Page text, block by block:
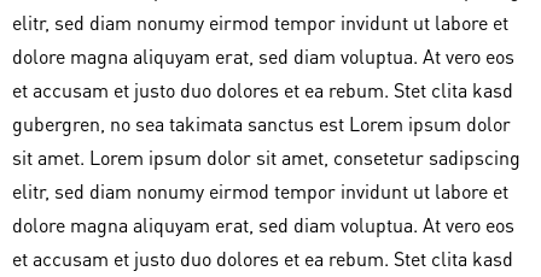
elitr, sed diam nonumy eirmod tempor invidunt ut labore et
dolore magna aliquyam erat, sed diam voluptua. At vero eos
et accusam et justo duo dolores et ea rebum. Stet clita kasd
gubergren, no sea takimata sanctus est Lorem ipsum dolor
sit amet. Lorem ipsum dolor sit amet, consetetur sadipscing
elitr, sed diam nonumy eirmod tempor invidunt ut labore et
dolore magna aliquyam erat, sed diam voluptua. At vero eos
et accusam et justo duo dolores et ea rebum. Stet clita kasd